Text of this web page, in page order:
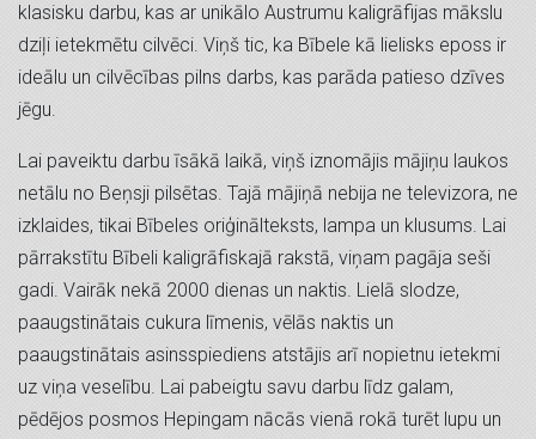
klasisku darbu, kas ar unikālo Austrumu kaligrāfijas mākslu
dziļi ietekmētu cilvēci. Viņš tic, ka Bībele kā lielisks eposs ir
ideālu un cilvēcības pilns darbs, kas parāda patieso dzīves
jēgu.
Lai paveiktu darbu īsākā laikā, viņš iznomājis mājiņu laukos
netālu no Beņsji pilsētas. Tajā mājiņā nebija ne televizora, ne
izklaides, tikai Bībeles oriģinālteksts, lampa un klusums. Lai
pārrakstītu Bībeli kaligrāfiskajā rakstā, viņam pagāja seši
gadi. Vairāk nekā 2000 dienas un naktis. Lielā slodze,
paaugstinātais cukura līmenis, vēlās naktis un
paaugstinātais asinsspiediens atstājis arī nopietnu ietekmi
uz viņa veselību. Lai pabeigtu savu darbu līdz galam,
pēdējos posmos Hepingam nācās vienā rokā turēt lupu un